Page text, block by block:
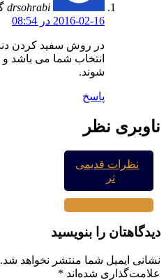
drsohrabi
2016-02-16 در 08:54
در روش سفید کردن
انتخاب شما می باشد
شوند.
پاسخ
ناوبری نظر
نظرات قدیمی
تر
دیدگاهتان را بنویسید
نشانی ایمیل شما منتشر نخواهد شد.
علامت‌گذاری شده‌اند *